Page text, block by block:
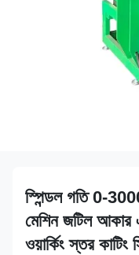
স্পিন্ডল গতি 0-
মেশিন জটিল আকার
ওয়ার্কিং স্তর কাটিং